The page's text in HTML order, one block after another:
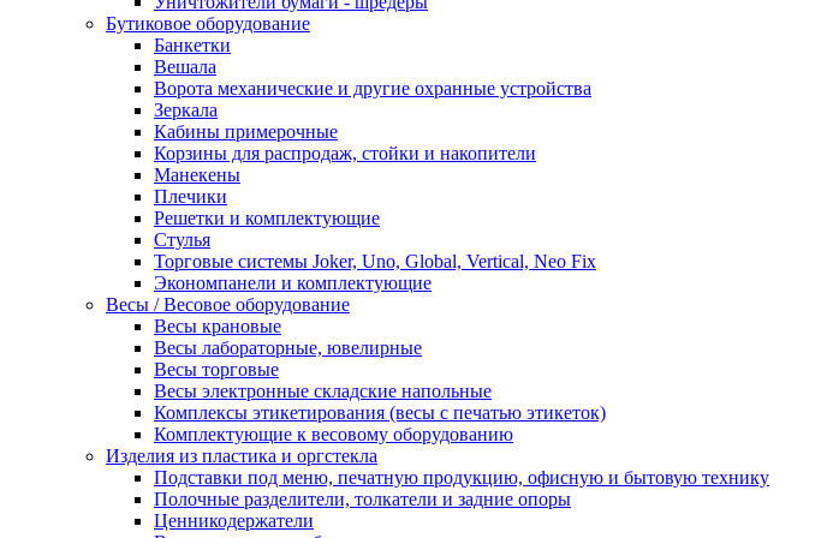
Бутиковое оборудование
Банкетки
Вешала
Ворота механические и другие охранные устройства
Зеркала
Кабины примерочные
Корзины для распродаж, стойки и накопители
Манекены
Плечики
Решетки и комплектующие
Стулья
Торговые системы Joker, Uno, Global, Vertical, Neo Fix
Экономпанели и комплектующие
Весы / Весовое оборудование
Весы крановые
Весы лабораторные, ювелирные
Весы торговые
Весы электронные складские напольные
Комплексы этикетирования (весы с печатью этикеток)
Комплектующие к весовому оборудованию
Изделия из пластика и оргстекла
Подставки под меню, печатную продукцию, офисную и бытовую технику
Полочные разделители, толкатели и задние опоры
Ценникодержатели